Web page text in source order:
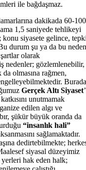
ile bağdaşmaz.
dakikada 60-100
1,5 saniyede tehlikeyi
konu siyasete gelince,
durum şu ya da bu
olarak
nedenler; gözlemlenebilir,
olmasına rağmen,
Burada
Gerçek Altı Siyaset
katkısını unutmamak
edilen algı ve
şükür büyük oranda da
“insanlık hali”
sağlamaktadır.
dedirtebilmekte;
siyasal düzeyimiz
hak eden halk;